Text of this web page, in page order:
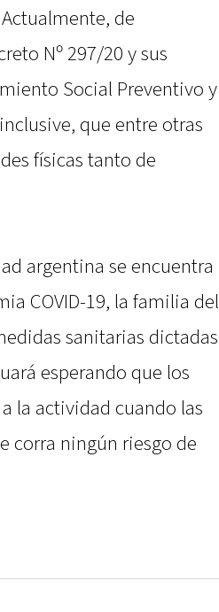
de
Nº 297/20 y sus
Social Preventivo y
que entre otras
físicas tanto de
argentina se encuentra
COVID-19, la familia del
sanitarias dictadas
esperando que los
la actividad cuando las
corra ningún riesgo de